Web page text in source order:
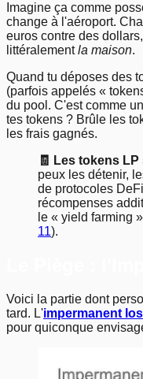
Imagine ça comme
change à l'aéroport.
euros contre des
littéralementla maison.
Quand tu déposes des
(parfois appelés «
du pool. C'est comme
tes tokens ? Brûle les
les frais gagnés.
🧾 Les tokens
peux les détenir,
de protocoles
récompenses
le « yield farming
11).
Voici la partie dont
tard. L'impermanent
pour quiconque